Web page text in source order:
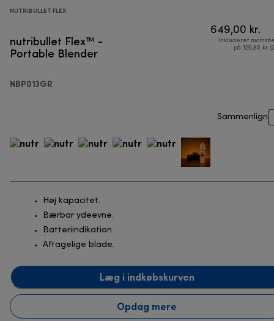
NUTRIBULLET FLEX
nutribullet Flex™ -
Portable Blender
NBP013GR
649,00 kr.
Inkluderet
på 129,80 kr.
Sammenlign
Høj kapacitet.
Bærbar ydeevne.
Batteriindikation.
Aftagelige blade.
Læg i indkøbskurven
Opdag mere